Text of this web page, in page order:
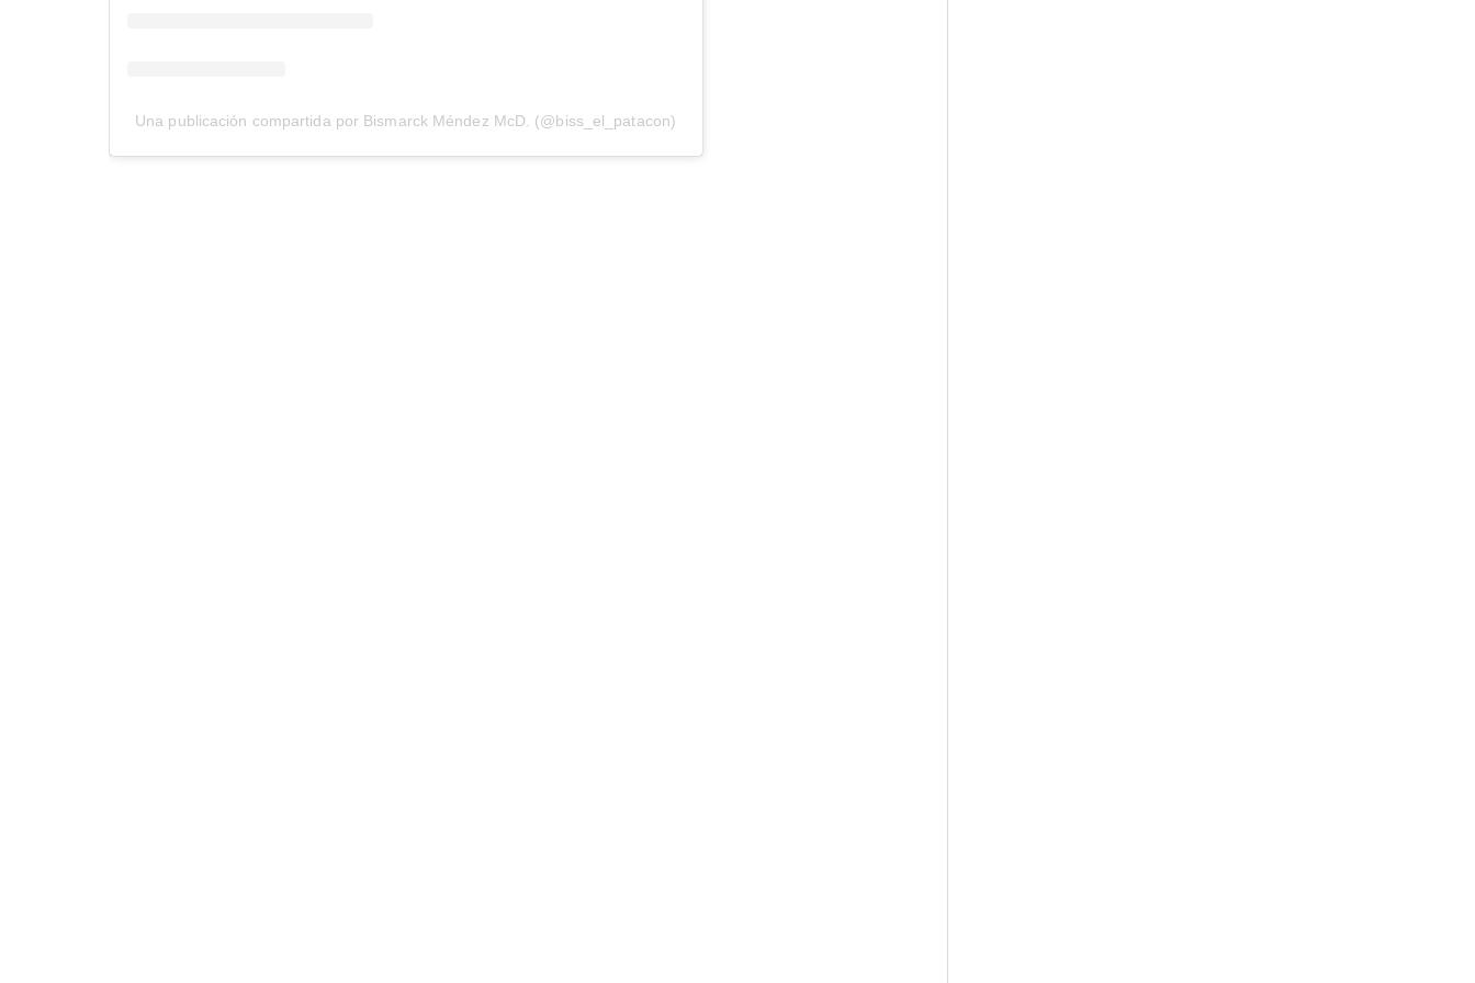
Una publicación compartida por Bismarck Méndez McD. (@biss_el_patacon)